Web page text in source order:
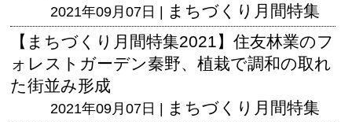
2021年09月07日 | まちづくり月間特集
【まちづくり月間特集2021】住友林業のフ
ォレストガーデン秦野、植栽で調和の取れ
た街並み形成
2021年09月07日 | まちづくり月間特集